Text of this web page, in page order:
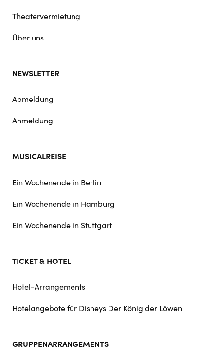
Theatervermietung
Über uns
NEWSLETTER
Abmeldung
Anmeldung
MUSICALREISE
Ein Wochenende in Berlin
Ein Wochenende in Hamburg
Ein Wochenende in Stuttgart
TICKET & HOTEL
Hotel-Arrangements
Hotelangebote für Disneys Der König der Löwen
GRUPPENARRANGEMENTS